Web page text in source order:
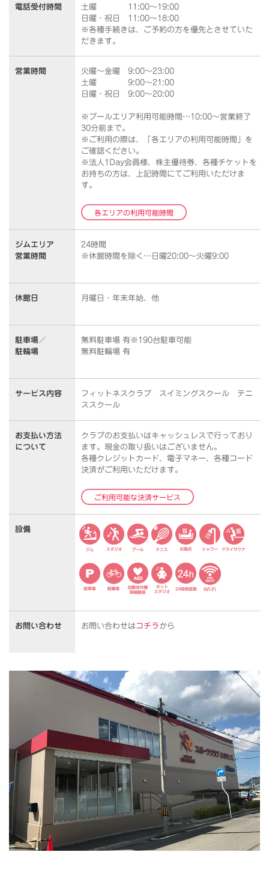
電話受付時間
土曜 11:00～19:00
日曜・祝日 11:00～18:00
※各種手続きは、ご予約の方を優先とさせていた
だきます。
営業時間
火曜～金曜 9:00～23:00
土曜 9:00～21:00
日曜・祝日 9:00～20:00
※プールエリア利用可能時間…10:00～営業終了
30分前まで。
※ご利用の際は、「各エリアの利用可能時間」を
ご確認ください。
※法人1Day会員様、株主優待券、各種チケットを
お持ちの方は、上記時間にてご利用いただけま
す。
各エリアの利用可能時間
ジムエリア
営業時間
24時間
※休館時間を除く…日曜20:00～火曜9:00
休館日 月曜日・年末年始、他
駐車場／
駐輪場
無料駐車場 有※190台駐車可能
無料駐輪場 有
サービス内容
フィットネスクラブ スイミングスクール テニ
ススクール
お支払い方法
について
クラブのお支払いはキャッシュレスで行っており
ます。 現金の取り扱いはございません。
各種クレジットカード、電子マネー、各種コード
決済がご利用いただけます。
ご利用可能な決済サービス
設備
お問い合わせ お問い合わせはコチラから